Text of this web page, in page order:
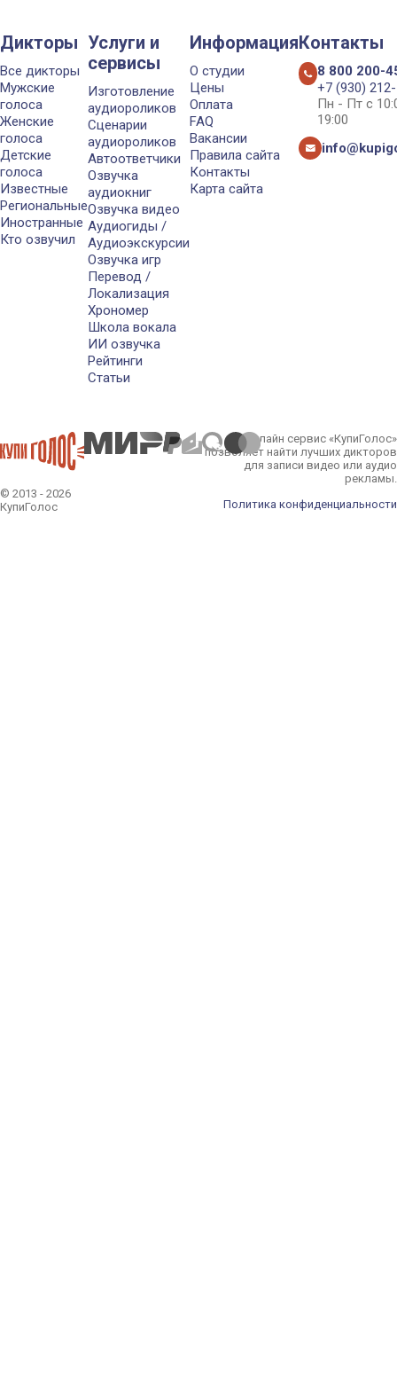
Дикторы
Все дикторы
Мужские
голоса
Женские
голоса
Детские
голоса
Известные
Региональные
Иностранные
Кто озвучил
Услуги и
сервисы
Изготовление
аудиороликов
Сценарии
аудиороликов
Автоответчики
Озвучка
аудиокниг
Озвучка видео
Аудиогиды /
Аудиоэкскурсии
Озвучка игр
Перевод /
Локализация
Хрономер
Школа вокала
ИИ озвучка
Рейтинги
Статьи
Информация
О студии
Цены
Оплата
FAQ
Вакансии
Правила сайта
Контакты
Карта сайта
Контакты
8 800 200-
+7 (930)
Пн - Пт с
19:00
© 2013 - 2026
КупиГолос
Онлайн сервис «КупиГолос»
позволяет найти лучших дикторов
для записи видео или аудио
рекламы.
Политика конфиденциальности